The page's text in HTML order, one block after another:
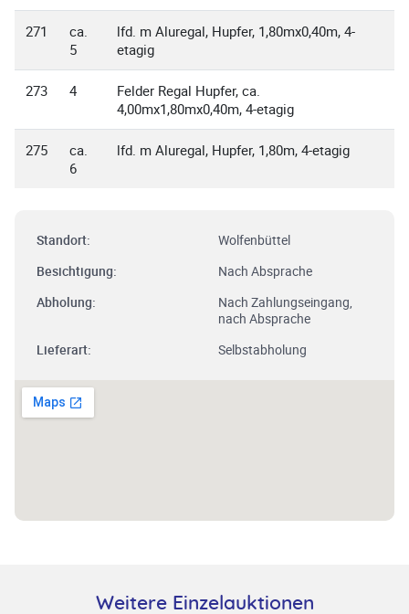
271
ca.
5
lfd. m Aluregal, Hupfer, 1,80mx0,40m, 4-
etagig
273 4
Felder Regal Hupfer, ca.
4,00mx1,80mx0,40m, 4-etagig
275
ca.
6
lfd. m Aluregal, Hupfer, 1,80m, 4-etagig
Standort:
Wolfenbüttel
Besichtigung:
Nach Absprache
Abholung:
Nach Zahlungseingang,
nach Absprache
Lieferart:
Selbstabholung
Weitere Einzelauktionen